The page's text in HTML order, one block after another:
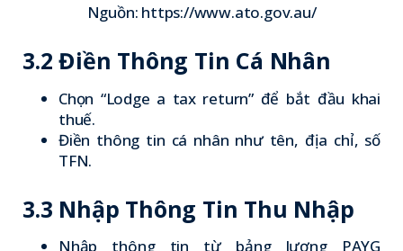
Nguồn: https://www.ato.gov.au/
3.2 Điền Thông Tin Cá Nhân
Chọn “Lodge a tax return” để bắt đầu khai
thuế.
Điền thông tin cá nhân như tên, địa chỉ, số
TFN.
3.3 Nhập Thông Tin Thu Nhập
Nhập thông tin từ bảng lương PAYG